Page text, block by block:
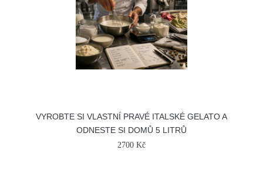
VYROBTE SI VLASTNÍ PRAVÉ ITALSKÉ GELATO A
ODNESTE SI DOMŮ 5 LITRŮ
2700 Kč